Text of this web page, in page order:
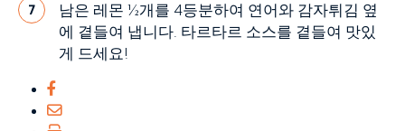
7
남은 레몬 ½개를 4등분하여 연어와 감자튀김 옆
에 곁들여 냅니다. 타르타르 소스를 곁들여 맛있
게 드세요!